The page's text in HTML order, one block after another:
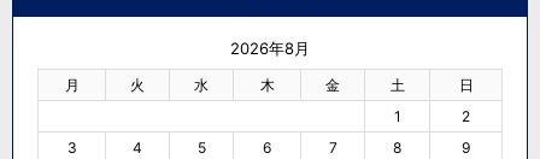
2026年8月
月 火 水 木 金 土 日
1
2
3
4 5 6 7 8
9